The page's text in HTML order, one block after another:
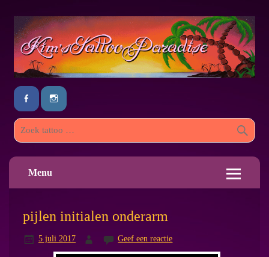
Menu
pijlen initialen onderarm
5 juli 2017 Geef een reactie